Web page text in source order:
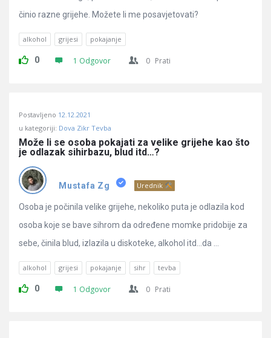
činio razne grijehe. Možete li me posavjetovati?
alkohol grijesi pokajanje
0 1 Odgovor 0 Prati
Postavljeno 12.12.2021
u kategoriji: Dova Zikr Tevba
Može li se osoba pokajati za velike grijehe kao što
je odlazak sihirbazu, blud itd…?
Mustafa Zg Urednik
Osoba je počinila velike grijehe, nekoliko puta je odlazila kod
osoba koje se bave sihrom da određene momke pridobije za
sebe, činila blud, izlazila u diskoteke, alkohol itd…da ...
alkohol grijesi pokajanje sihr tevba
0 1 Odgovor 0 Prati